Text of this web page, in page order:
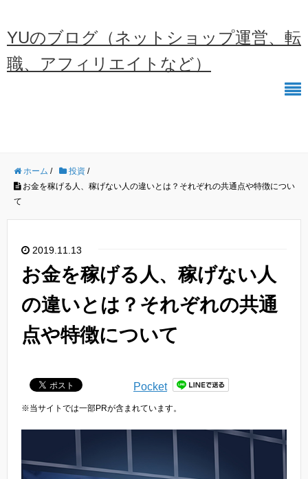
YUのブログ（ネットショップ運営、転
職、アフィリエイトなど）
ホーム / 投資 /
お金を稼げる人、稼げない人の違いとは？それぞれの共通点や特徴につい
て
2019.11.13
お金を稼げる人、稼げない人
の違いとは？それぞれの共通
点や特徴について
Pocket
※当サイトでは一部PRが含まれています。